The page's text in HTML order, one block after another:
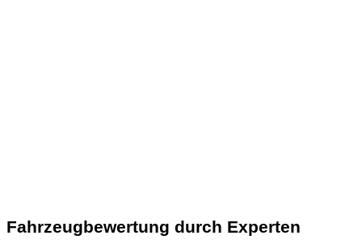
Fahrzeugbewertung durch Experten